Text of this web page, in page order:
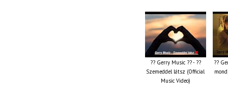
?? Gerry Music ?? - ??
Szemeddel látsz (Official
Music Video)
??